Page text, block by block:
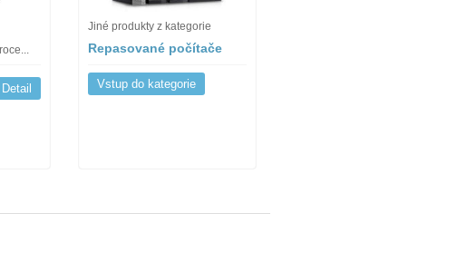
Detail
Jiné produkty z kategorie
Repasované počítače
Vstup do kategorie